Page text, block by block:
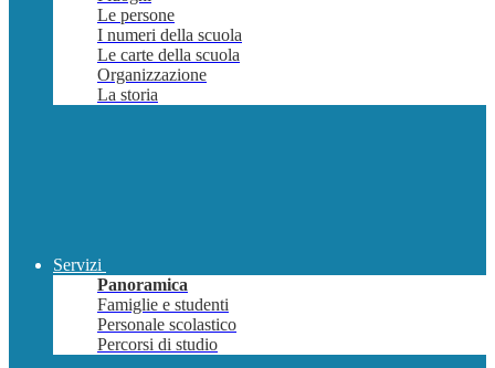
Le persone
I numeri della scuola
Le carte della scuola
Organizzazione
La storia
Servizi
Panoramica
Famiglie e studenti
Personale scolastico
Percorsi di studio